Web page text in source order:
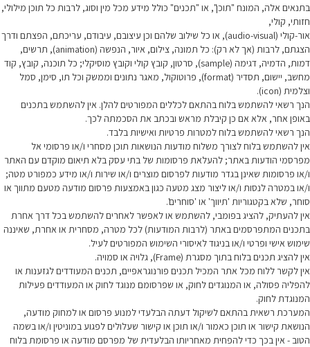
בתנאים אלה, המונח "תוכן", או "תכנים" כולל מידע מכל מין וסוג, לרבות כל תוכן מילולי,
חזותי, קולי,
אור-קולי (audio-visual), או כל שילוב שלהם וכן עיצובם, עיבודם, עריכתם, הפצתם ודרך
הצגתם, לרבות (אך לא רק): כל תמונה, צילום, איור, הנפשה (animation), תרשים,
דמות, הדמיה, דגימה (sample), סרטון, קובץ קולי וקובץ מוסיקלי; כל תוכנה, קובץ, קוד
מחשב, יישום, תסדיר (format), פרוטוקול, מאגר נתונים וממשק וכל תו, סימן, סמל
וצלמית (icon).
הנך רשאי להשתמש בלוח בהתאם לכללים המפורטים להלן. אין להשתמש בתכנים
באופן אחר, אלא אם כן קיבלת מראש ובכתב את הסכמתה לכך.
הנך רשאי להשתמש בלוח למטרות פרטיות ואישיות בלבד.
אין להשתמש בלוח לצורך משלוח מודעות הנושאות תוכן מסחרי ו/או פרסומי אל
מפרסמי הודעות באתר; להעלאת פרסומות של בתי עסק בלא תיאום מוקדם עם האתר
ו/או פרסומות שאינן בגדר מודעות לפרסום מוצרים ו/או שירות ו/או מידע כמפורט מטה;
ו/או במטרה לנסות ו/או ליצור מצג מטעה כגון באמצעות פרסום מודעה מטעם מתווך או
סוחר, שלא בקטגוריות 'תיווך' או 'סוחרים'.
אין להעתיק, להציג בפומבי, להשתמש או לאפשר לאחרים להשתמש בכל דרך אחרת
בתכנים המתפרסמים באתר (לרבות המודעות) לכל מטרה, מסחרית או אחרת, שאיננה
שימוש אישי ופרטי ו/או בניגוד לאיסורי השימוש המפורטים לעיל.
אין להציג תכנים בלוח בתוך מסגרת (Frame), גלויה או סמויה.
אין לקשר ללוח מכל אתר המכיל תכנים פורנוגראפיים, תכנים המעודדים לגזענות או
להפליה פסולה, או המנוגדים לחוק, או שפרסומם מנוגד לחוק או המעודדים פעילות
המנוגדת לחוק.
המערכת רשאית בהתאם לשיקול דעתה הבלעדי למנוע פרסום או למחוק מודעה,
הנושאת קישור או תוכן כאמור ו/או תוכן או קישור שעלולים לפגוע במוניטין ו/או בשמה
הטוב - אין בכך כדי להפחית מאחריותו הבלעדית של מפרסם מודעה או פרסומת בלוח